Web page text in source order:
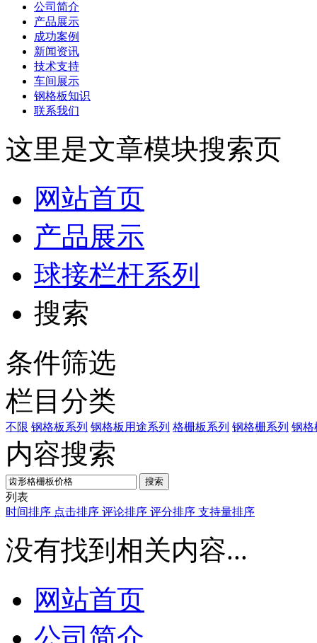
公司简介
产品展示
成功案例
新闻资讯
技术支持
车间展示
钢格板知识
联系我们
这里是文章模块搜索页
网站首页
产品展示
球接栏杆系列
搜索
条件筛选
栏目分类
不限 钢格板系列 钢格板用途系列 格栅板系列 钢格栅系列 钢格
内容搜索
搜索
列表
时间排序 点击排序 评论排序 评分排序 支持量排序
没有找到相关内容...
网站首页